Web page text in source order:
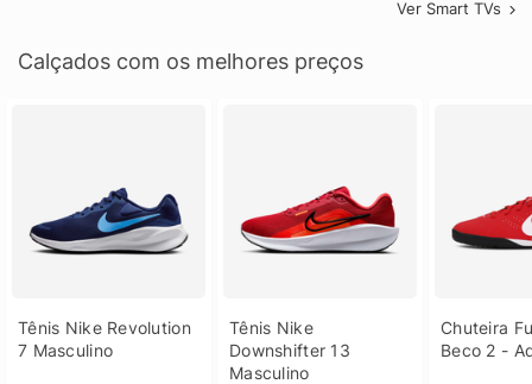
Ver Smart TVs
Calçados com os melhores preços
Tênis Nike Revolution
7 Masculino
Tênis Nike
Downshifter 13
Masculino
Chuteira
Beco 2 -